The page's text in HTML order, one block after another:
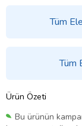
Tüm
Tüm
Ürün Özeti
Bu ürünün